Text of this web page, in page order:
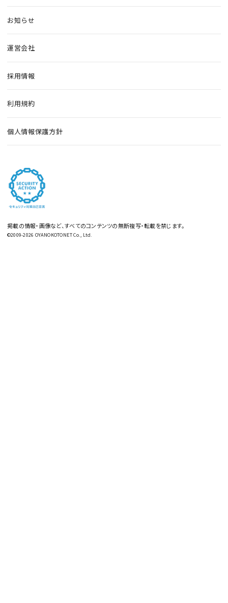
お知らせ
運営会社
採用情報
利用規約
個人情報保護方針
掲載の情報・画像など、すべてのコンテンツの無断複写・転載を禁じます。
©2009-2026 OYANOKOTONET Co., Ltd.